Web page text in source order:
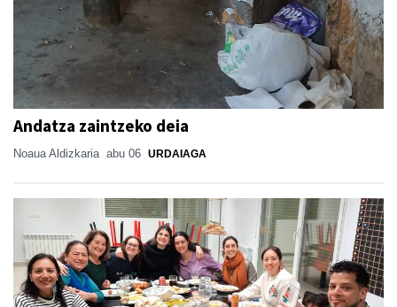
Andatza zaintzeko deia
Noaua Aldizkaria abu 06 URDAIAGA